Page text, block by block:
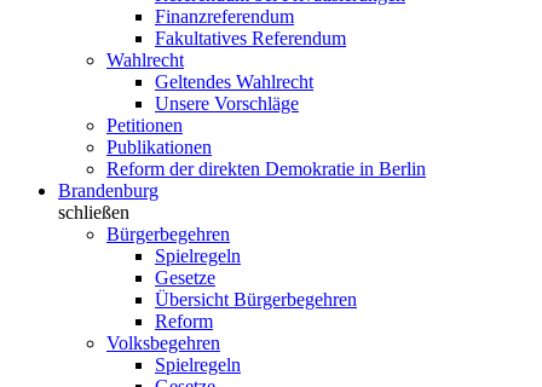
Finanzreferendum
Fakultatives Referendum
Wahlrecht
Geltendes Wahlrecht
Unsere Vorschläge
Petitionen
Publikationen
Reform der direkten Demokratie in Berlin
Brandenburg
schließen
Bürgerbegehren
Spielregeln
Gesetze
Übersicht Bürgerbegehren
Reform
Volksbegehren
Spielregeln